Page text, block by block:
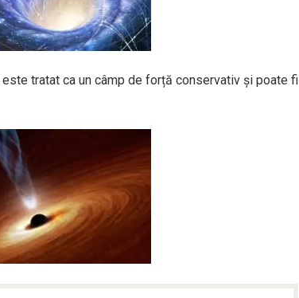
este tratat ca un câmp de forță conservativ și poate fi